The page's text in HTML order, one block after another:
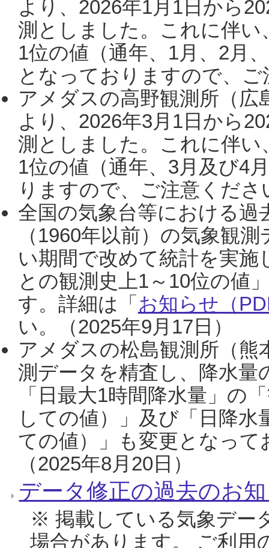
より、2026年1月1日から
測としました。これに伴い
1位の値（通年、1月、2月
となっておりますので、
アメダスの高野観測所（
より、2026年3月1日から
測としました。これに伴い
1位の値（通年、3月及び4
りますので、ご注意くだ
全国の気象台等における過
（1960年以前）の気象観
い期間で改めて統計を実
との観測史上1～10位の値
す。詳細は「 お知らせ（
い。（2025年9月17日）
アメダスの松島観測所（熊
測データを精査し、降水
「日最大1時間降水量」の
しての値）」及び「日降
ての値）」も変更となっ
（2025年8月20日）
データ修正の過去のお
※ 掲載している気象デー
場合があります。 ご利用